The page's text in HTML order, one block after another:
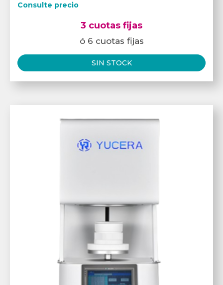
Consulte precio
3 cuotas fijas
ó 6 cuotas fijas
SIN STOCK